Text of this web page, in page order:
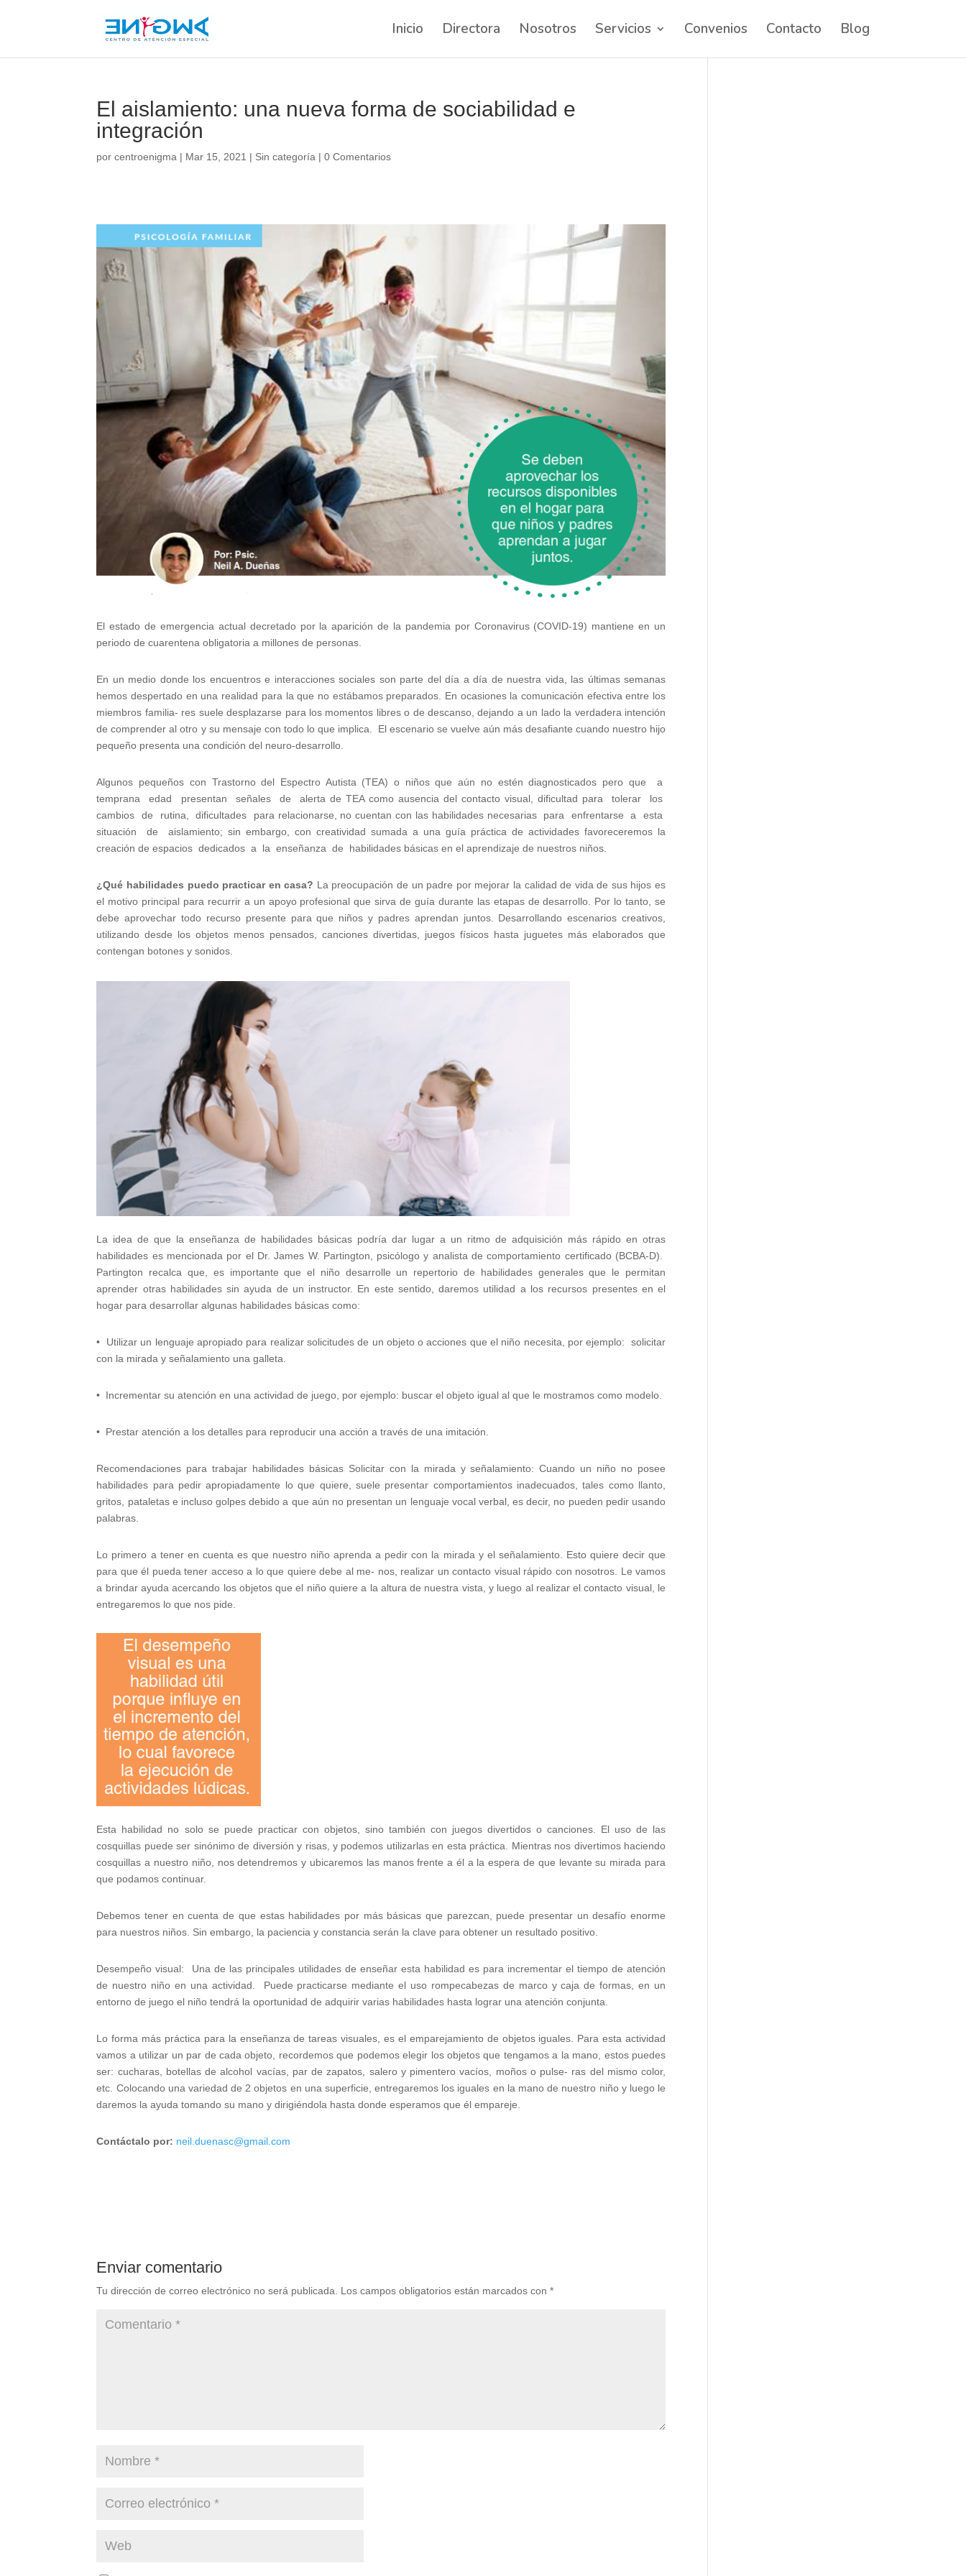
Inicio Directora Nosotros Servicios Convenios Contacto Blog
El aislamiento: una nueva forma de sociabilidad e
integración
porcentroenigma | Mar 15, 2021 | Sin categoría |0 Comentarios
El estado de emergencia actual decretado por la aparición de la pandemia por Coronavirus (COVID-19) mantiene en un
periodo de cuarentena obligatoria a millones de personas.
En un medio donde los encuentros e interacciones sociales son parte del día a día de nuestra vida, las últimas semanas
hemos despertado en una realidad para la que no estábamos preparados. En ocasiones la comunicación efectiva entre los
miembros familia- res suele desplazarse para los momentos libres o de descanso, dejando a un lado la verdadera intención
de comprender al otro y su mensaje con todo lo que implica. El escenario se vuelve aún más desafiante cuando nuestro hijo
pequeño presenta una condición del neuro-desarrollo.
Algunos pequeños con Trastorno del Espectro Autista (TEA) o niños que aún no estén diagnosticados pero que a
temprana edad presentan señales de alerta de TEA como ausencia del contacto visual, dificultad para tolerar los
cambios de rutina, dificultades para relacionarse, no cuentan con las habilidades necesarias para enfrentarse a esta
situación de aislamiento; sin embargo, con creatividad sumada a una guía práctica de actividades favoreceremos la
creación de espacios dedicados a la enseñanza de habilidades básicas en el aprendizaje de nuestros niños.
¿Qué habilidades puedo practicar en casa? La preocupación de un padre por mejorar la calidad de vida de sus hijos es
el motivo principal para recurrir a un apoyo profesional que sirva de guía durante las etapas de desarrollo. Por lo tanto, se
debe aprovechar todo recurso presente para que niños y padres aprendan juntos. Desarrollando escenarios creativos,
utilizando desde los objetos menos pensados, canciones divertidas, juegos físicos hasta juguetes más elaborados que
contengan botones y sonidos.
La idea de que la enseñanza de habilidades básicas podría dar lugar a un ritmo de adquisición más rápido en otras
habilidades es mencionada por el Dr. James W. Partington, psicólogo y analista de comportamiento certificado (BCBA-D).
Partington recalca que, es importante que el niño desarrolle un repertorio de habilidades generales que le permitan
aprender otras habilidades sin ayuda de un instructor. En este sentido, daremos utilidad a los recursos presentes en el
hogar para desarrollar algunas habilidades básicas como:
• Utilizar un lenguaje apropiado para realizar solicitudes de un objeto o acciones que el niño necesita, por ejemplo: solicitar
con la mirada y señalamiento una galleta.
• Incrementar su atención en una actividad de juego, por ejemplo: buscar el objeto igual al que le mostramos como modelo.
• Prestar atención a los detalles para reproducir una acción a través de una imitación.
Recomendaciones para trabajar habilidades básicas Solicitar con la mirada y señalamiento: Cuando un niño no posee
habilidades para pedir apropiadamente lo que quiere, suele presentar comportamientos inadecuados, tales como llanto,
gritos, pataletas e incluso golpes debido a que aún no presentan un lenguaje vocal verbal, es decir, no pueden pedir usando
palabras.
Lo primero a tener en cuenta es que nuestro niño aprenda a pedir con la mirada y el señalamiento. Esto quiere decir que
para que él pueda tener acceso a lo que quiere debe al me- nos, realizar un contacto visual rápido con nosotros. Le vamos
a brindar ayuda acercando los objetos que el niño quiere a la altura de nuestra vista, y luego al realizar el contacto visual, le
entregaremos lo que nos pide.
Esta habilidad no solo se puede practicar con objetos, sino también con juegos divertidos o canciones. El uso de las
cosquillas puede ser sinónimo de diversión y risas, y podemos utilizarlas en esta práctica. Mientras nos divertimos haciendo
cosquillas a nuestro niño, nos detendremos y ubicaremos las manos frente a él a la espera de que levante su mirada para
que podamos continuar.
Debemos tener en cuenta de que estas habilidades por más básicas que parezcan, puede presentar un desafío enorme
para nuestros niños. Sin embargo, la paciencia y constancia serán la clave para obtener un resultado positivo.
Desempeño visual: Una de las principales utilidades de enseñar esta habilidad es para incrementar el tiempo de atención
de nuestro niño en una actividad. Puede practicarse mediante el uso rompecabezas de marco y caja de formas, en un
entorno de juego el niño tendrá la oportunidad de adquirir varias habilidades hasta lograr una atención conjunta.
Lo forma más práctica para la enseñanza de tareas visuales, es el emparejamiento de objetos iguales. Para esta actividad
vamos a utilizar un par de cada objeto, recordemos que podemos elegir los objetos que tengamos a la mano, estos puedes
ser: cucharas, botellas de alcohol vacías, par de zapatos, salero y pimentero vacíos, moños o pulse- ras del mismo color,
etc. Colocando una variedad de 2 objetos en una superficie, entregaremos los iguales en la mano de nuestro niño y luego le
daremos la ayuda tomando su mano y dirigiéndola hasta donde esperamos que él empareje.
Contáctalo por: neil.duenasc@gmail.com
Enviar comentario
Tu dirección de correo electrónico no será publicada. Los campos obligatorios están marcados con*